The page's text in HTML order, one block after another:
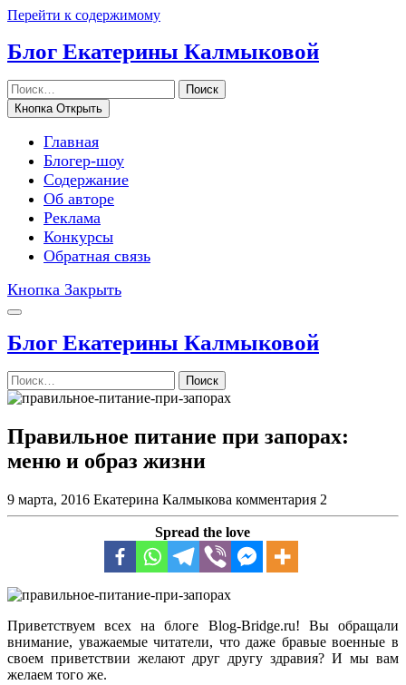
Перейти к содержимому
Блог Екатерины Калмыковой
Поиск
Кнопка Открыть
Главная
Блогер-шоу
Содержание
Об авторе
Реклама
Конкурсы
Обратная связь
Кнопка Закрыть
Блог Екатерины Калмыковой
Поиск
Правильное питание при запорах:
меню и образ жизни
9 марта, 2016 Екатерина Калмыкова комментария 2
Spread the love
Приветствуем всех на блоге Blog-Bridge.ru! Вы обращали
внимание, уважаемые читатели, что даже бравые военные в
своем приветствии желают друг другу здравия? И мы вам
желаем того же.